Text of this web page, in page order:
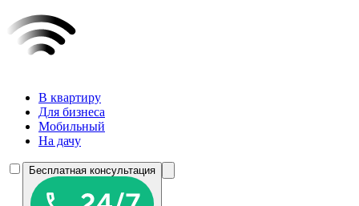
В квартиру
Для бизнеса
Мобильный
На дачу
Бесплатная консультация